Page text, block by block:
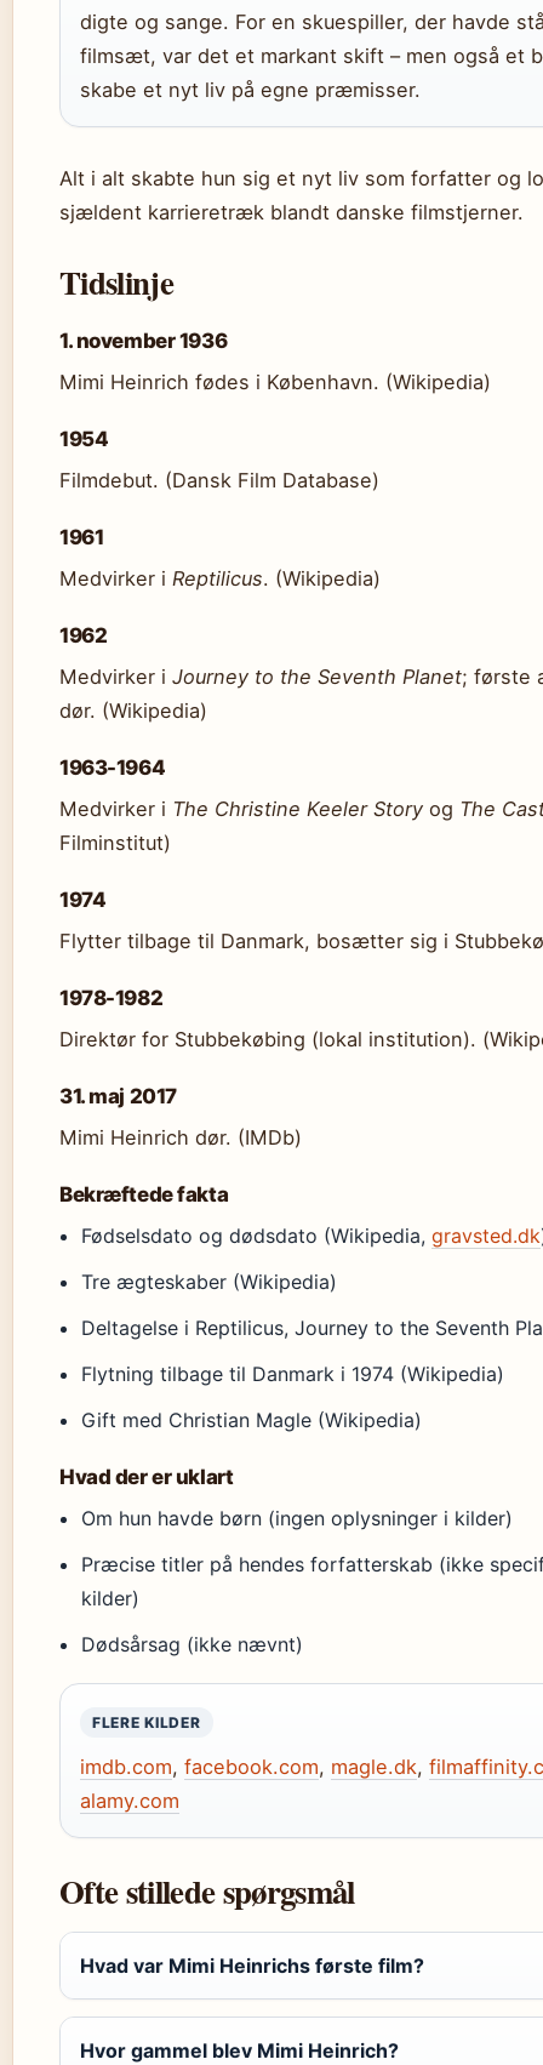
digte og sange. For en skuespiller, der havde
filmsæt, var det et markant skift – men også et
skabe et nyt liv på egne præmisser.
Alt i alt skabte hun sig et nyt liv som forfatter og
sjældent karrieretræk blandt danske filmstjerner.
Tidslinje
1. november 1936
Mimi Heinrich fødes i København. (Wikipedia)
1954
Filmdebut. (Dansk Film Database)
1961
Medvirker i Reptilicus. (Wikipedia)
1962
Medvirker i Journey to the Seventh Planet; første
dør. (Wikipedia)
1963-1964
Medvirker i The Christine Keeler Story og The
Filminstitut)
1974
Flytter tilbage til Danmark, bosætter sig i
1978-1982
Direktør for Stubbekøbing (lokal institution).
31. maj 2017
Mimi Heinrich dør. (IMDb)
Bekræftede fakta
Fødselsdato og dødsdato (Wikipedia,gravsted.dk
Tre ægteskaber (Wikipedia)
Deltagelse i Reptilicus, Journey to the Seventh
Flytning tilbage til Danmark i 1974 (Wikipedia)
Gift med Christian Magle (Wikipedia)
Hvad der er uklart
Om hun havde børn (ingen oplysninger i kilder)
Præcise titler på hendes forfatterskab (ikke
kilder)
Dødsårsag (ikke nævnt)
FLERE KILDER
imdb.com, facebook.com, magle.dk,
alamy.com
Ofte stillede spørgsmål
Hvad var Mimi Heinrichs første film?
Hvor gammel blev Mimi Heinrich?